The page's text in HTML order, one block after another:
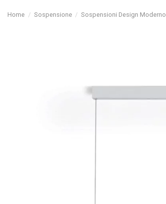
Home Sospensione Sospensioni Design Moderno